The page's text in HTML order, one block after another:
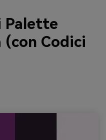
Palette
(con Codici